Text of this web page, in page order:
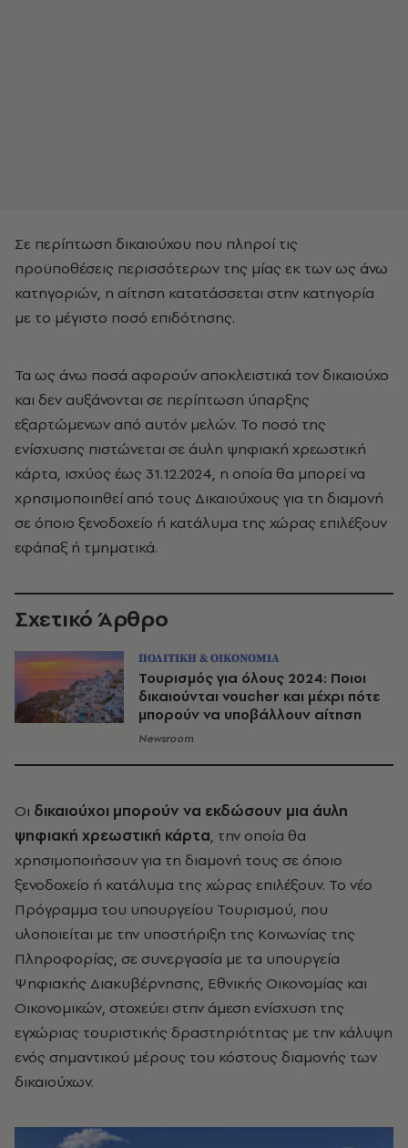
Σε περίπτωση δικαιούχου που πληροί τις
προϋποθέσεις περισσότερων της μίας εκ των ως άνω
κατηγοριών, η αίτηση κατατάσσεται στην κατηγορία
με το μέγιστο ποσό επιδότησης.
Τα ως άνω ποσά αφορούν αποκλειστικά τον δικαιούχο
και δεν αυξάνονται σε περίπτωση ύπαρξης
εξαρτώμενων από αυτόν μελών. Το ποσό της
ενίσχυσης πιστώνεται σε άυλη ψηφιακή χρεωστική
κάρτα, ισχύος έως 31.12.2024, η οποία θα μπορεί να
χρησιμοποιηθεί από τους Δικαιούχους για τη διαμονή
σε όποιο ξενοδοχείο ή κατάλυμα της χώρας επιλέξουν
εφάπαξ ή τμηματικά.
Σχετικό Άρθρο
ΠΟΛΙΤΙΚΗ & ΟΙΚΟΝΟΜΙΑ
Τουρισμός για όλους 2024: Ποιοι
δικαιούνται voucher και μέχρι πότε
μπορούν να υποβάλλουν αίτηση
Newsroom
Οι δικαιούχοι μπορούν να εκδώσουν μια άυλη
ψηφιακή χρεωστική κάρτα, την οποία θα
χρησιμοποιήσουν για τη διαμονή τους σε όποιο
ξενοδοχείο ή κατάλυμα της χώρας επιλέξουν. Το νέο
Πρόγραμμα του υπουργείου Τουρισμού, που
υλοποιείται με την υποστήριξη της Κοινωνίας της
Πληροφορίας, σε συνεργασία με τα υπουργεία
Ψηφιακής Διακυβέρνησης, Εθνικής Οικονομίας και
Οικονομικών, στοχεύει στην άμεση ενίσχυση της
εγχώριας τουριστικής δραστηριότητας με την κάλυψη
ενός σημαντικού μέρους του κόστους διαμονής των
δικαιούχων.